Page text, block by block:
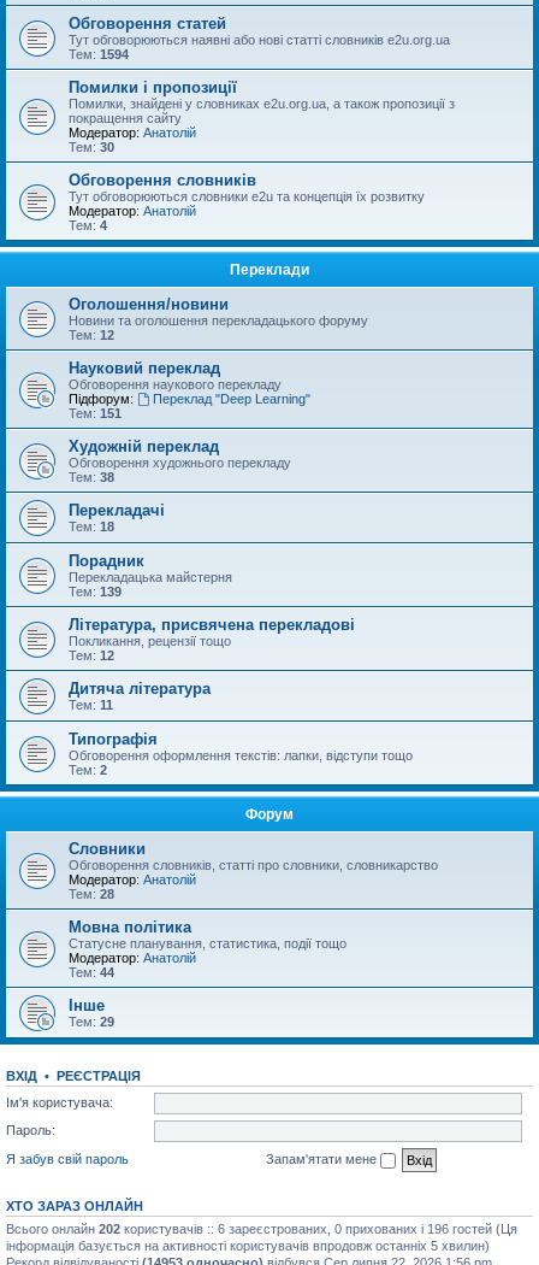
Обговорення статей
Тут обговорюються наявні або нові статті словників e2u.org.ua
Тем: 1594
Помилки і пропозиції
Помилки, знайдені у словниках e2u.org.ua, а також пропозиції з
покращення сайту
Модератор: Анатолій
Тем: 30
Обговорення словників
Тут обговорюються словники e2u та концепція їх розвитку
Модератор: Анатолій
Тем: 4
Переклади
Оголошення/новини
Новини та оголошення перекладацького форуму
Тем: 12
Науковий переклад
Обговорення наукового перекладу
Підфорум:
Переклад "Deep Learning"
Тем: 151
Художній переклад
Обговорення художнього перекладу
Тем: 38
Перекладачі
Тем: 18
Порадник
Перекладацька майстерня
Тем: 139
Література, присвячена перекладові
Покликання, рецензії тощо
Тем: 12
Дитяча література
Тем: 11
Типографія
Обговорення оформлення текстів: лапки, відступи тощо
Тем: 2
Форум
Словники
Обговорення словників, статті про словники, словникарство
Модератор: Анатолій
Тем: 28
Мовна політика
Статусне планування, статистика, події тощо
Модератор: Анатолій
Тем: 44
Інше
Тем: 29
ВХІД • РЕЄСТРАЦІЯ
Ім'я користувача:
Пароль:
Я забув свій пароль
Запам'ятати мене
ХТО ЗАРАЗ ОНЛАЙН
Всього онлайн 202 користувачів :: 6 зареєстрованих, 0 прихованих і 196 гостей (Ця
інформація базується на активності користувачів впродовж останніх 5 хвилин)
Рекорд відвідуваності (14953 одночасно) відбувся Сер липня 22, 2026 1:56 pm